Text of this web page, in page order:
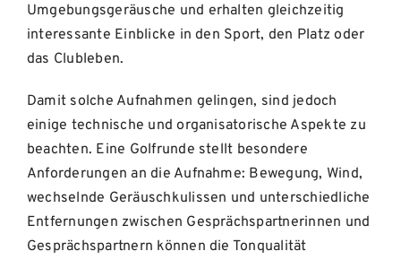
Umgebungsgeräusche und erhalten gleichzeitig
interessante Einblicke in den Sport, den Platz oder
das Clubleben.
Damit solche Aufnahmen gelingen, sind jedoch
einige technische und organisatorische Aspekte zu
beachten. Eine Golfrunde stellt besondere
Anforderungen an die Aufnahme: Bewegung, Wind,
wechselnde Geräuschkulissen und unterschiedliche
Entfernungen zwischen Gesprächspartnerinnen und
Gesprächspartnern können die Tonqualität